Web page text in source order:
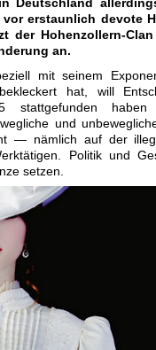
erstaunlich devote
der Hohenzollern-
an.
mit seinem
hat, will
stattgefunden
und
— nämlich auf der
Politik und
setzen.